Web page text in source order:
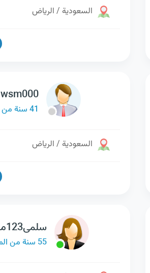
السعودية / الرياض
wsm000
41 سنة من اليمن
السعودية / الرياض
سلمى123مروة
55 سنة من المغرب